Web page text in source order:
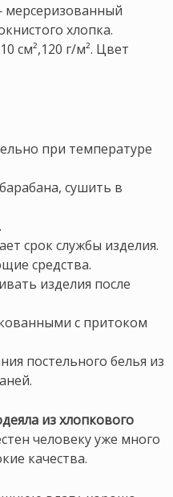
мерсеризованный
хлопка.
см²,120 г/м². Цвет
при температуре
сушить в
срок службы изделия.
средства.
изделия после
с притоком
постельного белья из
из хлопкового
человеку уже много
качества.